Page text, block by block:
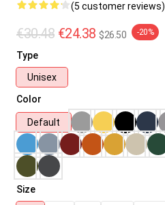
(5 customer reviews)
€30.48 €24.38 $26.50 -20%
Type
Unisex
Color
Default
Size